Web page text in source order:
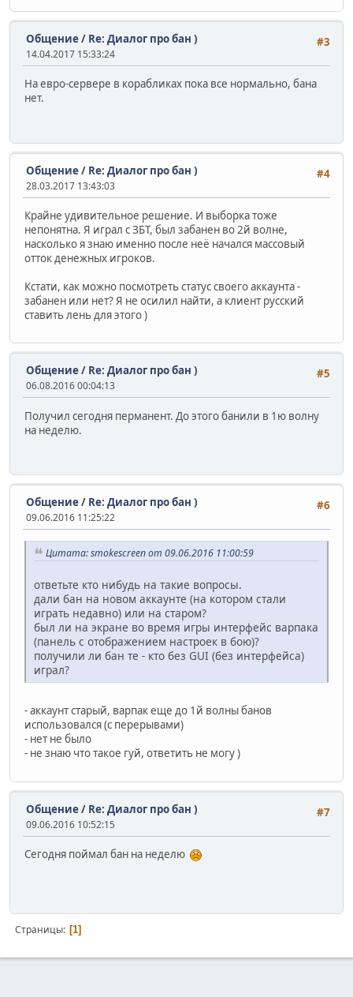
#3
Общение/ Re: Диалог про бан )
14.04.2017 15:33:24
На евро-сервере в корабликах пока все нормально, бана
нет.
#4
Общение/ Re: Диалог про бан )
28.03.2017 13:43:03
Крайне удивительное решение. И выборка тоже
непонятна. Я играл с ЗБТ, был забанен во 2й волне,
насколько я знаю именно после неё начался массовый
отток денежных игроков.
Кстати, как можно посмотреть статус своего аккаунта -
забанен или нет? Я не осилил найти, а клиент русский
ставить лень для этого )
#5
Общение/ Re: Диалог про бан )
06.08.2016 00:04:13
Получил сегодня перманент. До этого банили в 1ю волну
на неделю.
#6
Общение/ Re: Диалог про бан )
09.06.2016 11:25:22
Цитата: smokescreen от 09.06.2016 11:00:59
ответьте кто нибудь на такие вопросы.
дали бан на новом аккаунте (на котором стали
играть недавно) или на старом?
был ли на экране во время игры интерфейс варпака
(панель с отображением настроек в бою)?
получили ли бан те - кто без GUI (без интерфейса)
играл?
- аккаунт старый, варпак еще до 1й волны банов
использовался (с перерывами)
- нет не было
- не знаю что такое гуй, ответить не могу )
#7
Общение/ Re: Диалог про бан )
09.06.2016 10:52:15
Сегодня поймал бан на неделю
Страницы 1